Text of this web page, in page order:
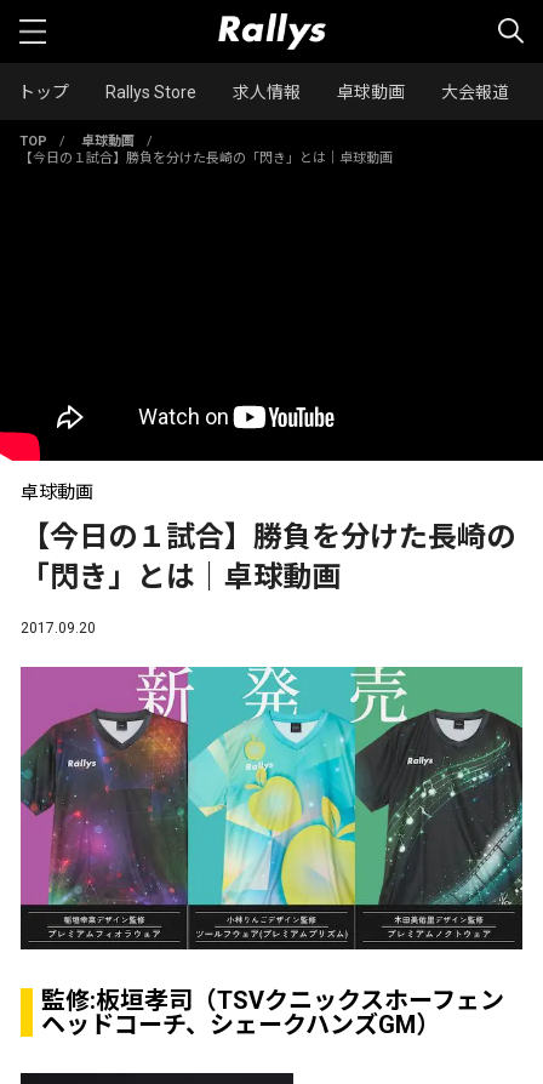
トップ Rallys Store 求人情報 卓球動画 大会報道
TOP / 卓球動画
/
【今日の１試合】勝負を分けた長崎の「閃き」とは｜卓球動画
卓球動画
【今日の１試合】勝負を分けた長崎の
「閃き」とは｜卓球動画
2017.09.20
監修:板垣孝司
（TSVクニックスホーフェン
ヘッドコーチ、 シェークハンズGM）